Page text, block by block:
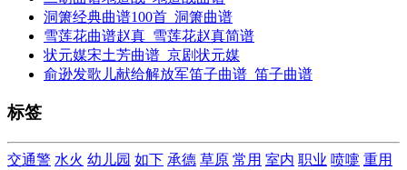
洞箫经典曲谱100首_洞箫曲谱
雪莲花曲谱赵真_雪莲花赵真简谱
状元媒宋土芳曲谱_京剧状元媒
俞逊发歌儿献给解放军笛子曲谱_笛子曲谱
标签
交通警 水火 幼儿园 如下 承德 草原 常用 室内 职业 喷嚏 重用